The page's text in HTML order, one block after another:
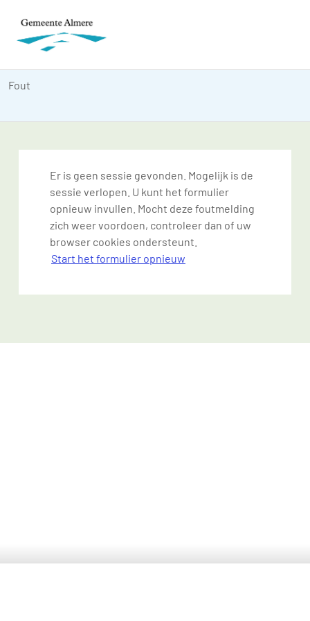
Fout
Er is geen sessie gevonden. Mogelijk is de
sessie verlopen. U kunt het formulier
opnieuw invullen. Mocht deze foutmelding
zich weer voordoen, controleer dan of uw
browser cookies ondersteunt.
Start het formulier opnieuw